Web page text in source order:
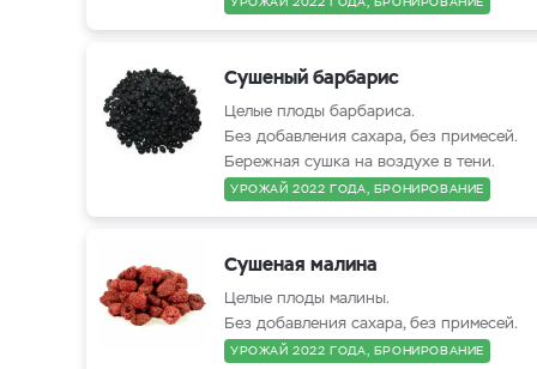
Сушеный барбарис
Целые плоды барбариса.
Без добавления сахара, без примесей.
Бережная сушка на воздухе в тени.
УРОЖАЙ 2022 ГОДА, БРОНИРОВАНИЕ
Сушеная малина
Целые плоды малины.
Без добавления сахара, без примесей.
УРОЖАЙ 2022 ГОДА, БРОНИРОВАНИЕ